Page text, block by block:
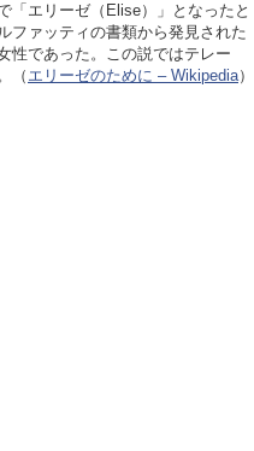
「エリーゼ（Elise）」となったと
ファッティの書類から発見された
性であった。この説ではテレー
（エリーゼのために – Wikipedia）